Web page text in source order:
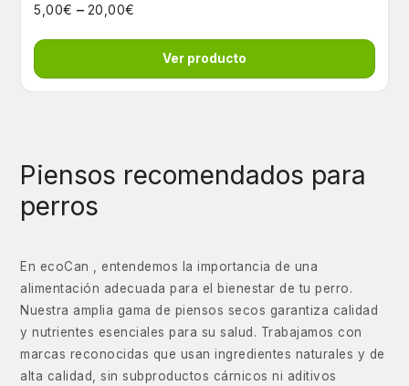
5,00€ – 20,00€
Ver producto
Piensos recomendados para
perros
En ecoCan , entendemos la importancia de una
alimentación adecuada para el bienestar de tu perro.
Nuestra amplia gama de piensos secos garantiza calidad
y nutrientes esenciales para su salud. Trabajamos con
marcas reconocidas que usan ingredientes naturales y de
alta calidad, sin subproductos cárnicos ni aditivos